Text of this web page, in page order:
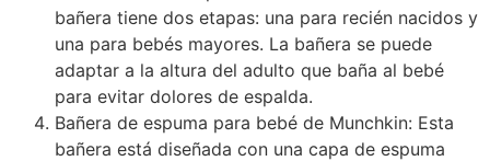
bañera tiene dos etapas: una para recién nacidos y
una para bebés mayores. La bañera se puede
adaptar a la altura del adulto que baña al bebé
para evitar dolores de espalda.
Bañera de espuma para bebé de Munchkin: Esta
bañera está diseñada con una capa de espuma